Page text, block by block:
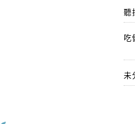
聽
吃
未